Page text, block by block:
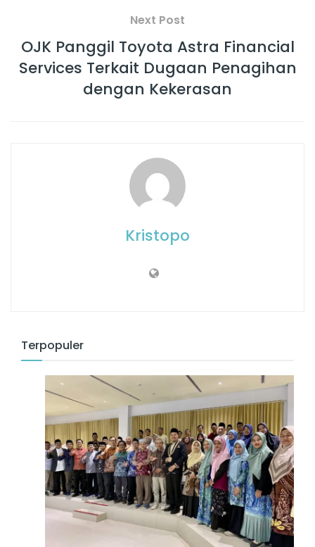
Next Post
OJK Panggil Toyota Astra Financial
Services Terkait Dugaan Penagihan
dengan Kekerasan
Kristopo
Terpopuler